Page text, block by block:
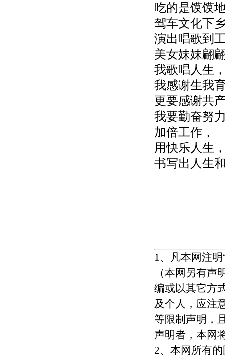
吃的是馍馍
驾车文化下
演出唱歌到
美女妹妹翩
我歌唱人生
我感谢生我
更要感谢共
我要勤奋努
加倍工作，
用快乐人生
书写出人生
1、凡本网注
（本网另有
编或以其它方
及个人，应注
等限制声明，
声明者，本网
2、本网所有